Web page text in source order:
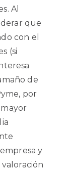
Al
que
con el
(si
de
por
y
valoración